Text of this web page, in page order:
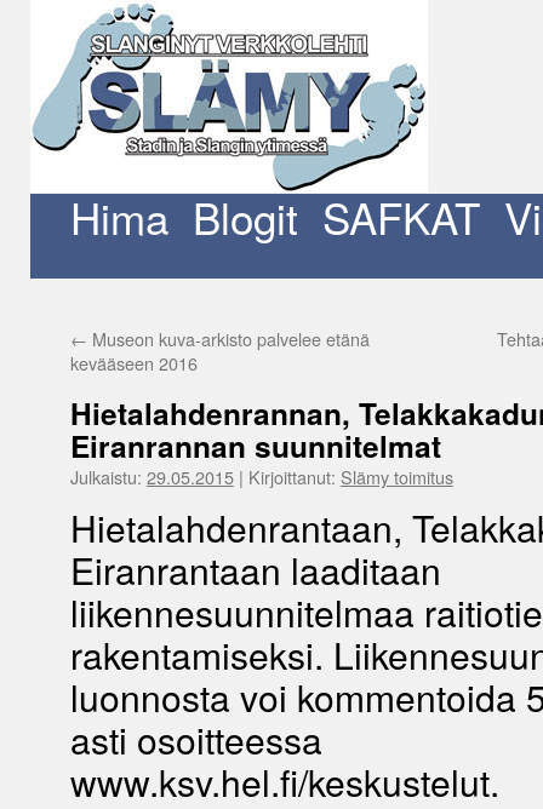
Hima Blogit SAFKAT
← Museon kuva-arkisto palvelee etänä
kevääseen 2016
Hietalahdenrannan,
Eiranrannan suunnitelmat
Julkaistu: 29.05.2015| Kirjoittanut: Slämy toimitus
Hietalahdenrantaan,
Eiranrantaan laaditaan
liikennesuunnitelmaa
rakentamiseksi.
luonnosta voi kommentoida
asti osoitteessa
www.ksv.hel.fi/keskustelut.